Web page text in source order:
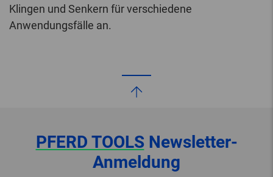
Klingen und Senkern für verschiedene
Anwendungsfälle an.
PFERD TOOLSNewsletter-
Anmeldung